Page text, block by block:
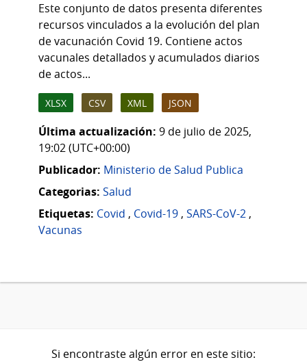
Este conjunto de datos presenta diferentes
recursos vinculados a la evolución del plan
de vacunación Covid 19. Contiene actos
vacunales detallados y acumulados diarios
de actos...
XLSX CSV XML JSON
Última actualización: 9 de julio de 2025,
19:02 (UTC+00:00)
Publicador: Ministerio de Salud Publica
Categorias: Salud
Etiquetas: Covid , Covid-19 , SARS-CoV-2 ,
Vacunas
Si encontraste algún error en este sitio: